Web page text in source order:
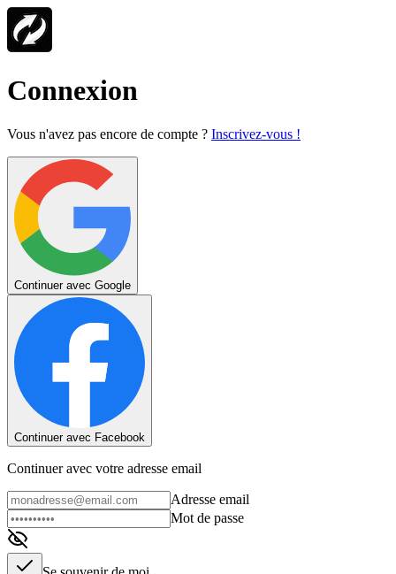
Connexion
Vous n'avez pas encore de compte ? Inscrivez-vous !
Continuer avec Google
Continuer avec Facebook
Continuer avec votre adresse email
Adresse email
Mot de passe